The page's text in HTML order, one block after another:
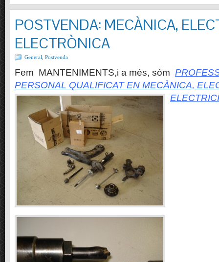
POSTVENDA: MECÀNICA,
ELECTRÒNICA
General Postvenda
Fem MANTENIMENTS,i a més, sóm
PERSONAL QUALIFICAT EN MECÀNICA,